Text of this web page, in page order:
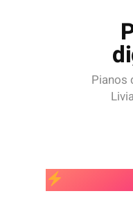
Pianos